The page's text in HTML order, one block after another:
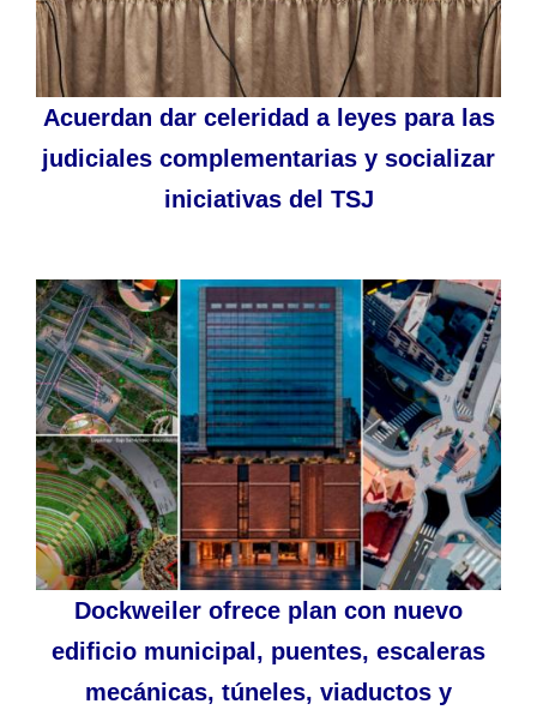
Acuerdan dar celeridad a leyes para las
judiciales complementarias y socializar
iniciativas del TSJ
Dockweiler ofrece plan con nuevo
edificio municipal, puentes, escaleras
mecánicas, túneles, viaductos y